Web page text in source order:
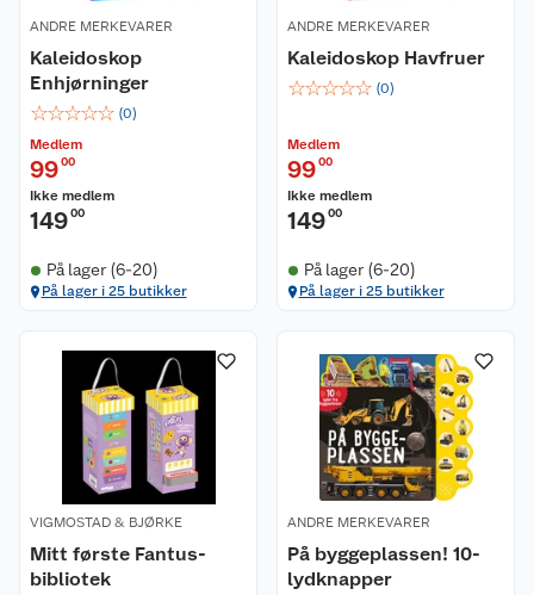
ANDRE MERKEVARER
Kaleidoskop
Enhjørninger
☆☆☆☆☆ (0)
Medlem
9900
Ikke medlem
14900
På lager (6-20)
På lager i 25 butikker
ANDRE MERKEVARER
Kaleidoskop Havfruer
☆☆☆☆☆ (0)
Medlem
9900
Ikke medlem
14900
På lager (6-20)
På lager i 25 butikker
VIGMOSTAD & BJØRKE
Mitt første Fantus-
bibliotek
ANDRE MERKEVARER
På byggeplassen! 10-
lydknapper